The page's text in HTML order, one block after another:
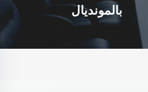
بالمونديال